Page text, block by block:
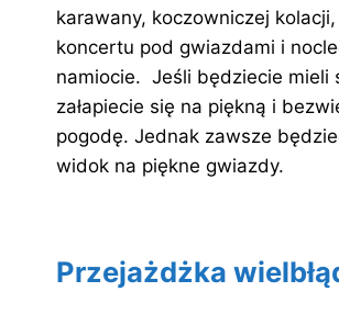
karawany, koczowniczej
koncertu pod gwiazdami i
namiocie. Jeśli będziecie mieli
załapiecie się na piękną i
pogodę. Jednak zawsze
widok na piękne gwiazdy.
Przejażdżka